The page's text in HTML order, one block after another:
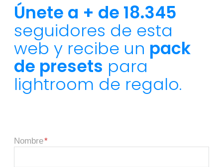
Únete a + de 18.345
seguidores de esta
web y recibe un pack
de presets para
lightroom de regalo.
Nombre